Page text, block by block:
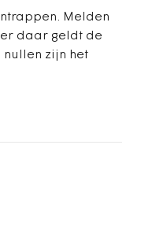
Melden
daar geldt de
zijn het